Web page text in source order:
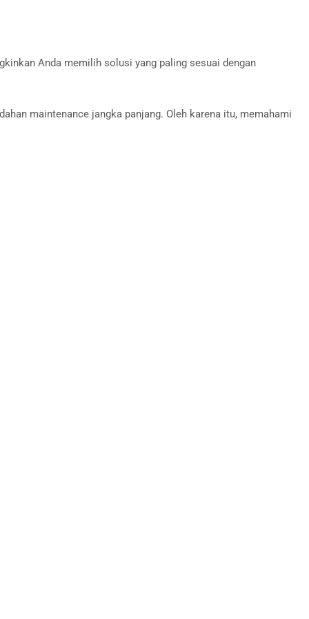
Anda memilih solusi yang paling sesuai dengan
maintenance jangka panjang. Oleh karena itu, memahami